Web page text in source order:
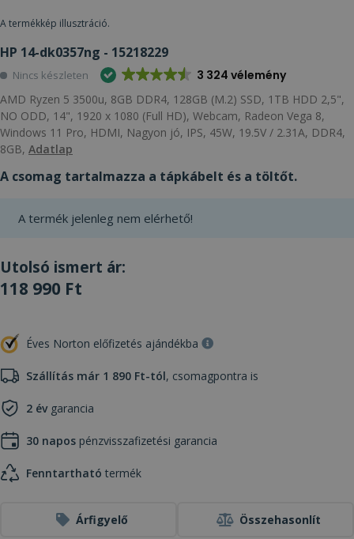
A termékkép illusztráció.
HP 14-dk0357ng - 15218229
Nincs készleten 3 324 vélemény
AMD Ryzen 5 3500u, 8GB DDR4, 128GB (M.2) SSD, 1TB HDD 2,5",
NO ODD, 14", 1920 x 1080 (Full HD), Webcam, Radeon Vega 8,
Windows 11 Pro, HDMI, Nagyon jó, IPS, 45W, 19.5V / 2.31A, DDR4,
8GB, Adatlap
A csomag tartalmazza a tápkábelt és a töltőt.
A termék jelenleg nem elérhető!
Utolsó ismert ár:
118 990 Ft
Éves Norton előfizetés ajándékba
Szállítás már 1 890 Ft-tól, csomagpontra is
2 évgarancia
30 napos pénzvisszafizetési garancia
Fenntartható termék
Árfigyelő Összehasonlít